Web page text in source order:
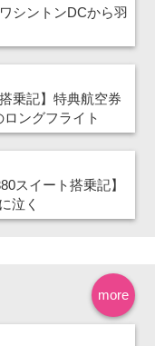
シントンDCから羽
乗記】特典航空券
ングフライト
スイート搭乗記】
泣く
more